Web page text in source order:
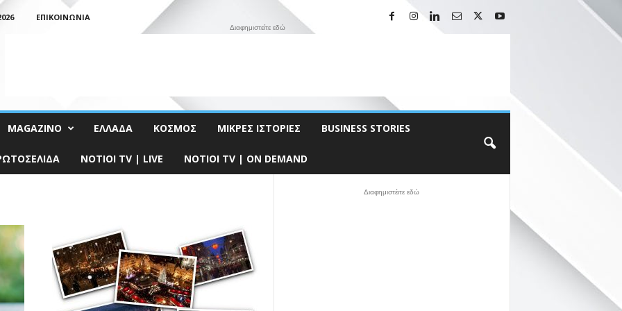
ΕΠΙΚΟΙΝΩΝΊΑ
Διαφημιστείτε εδώ
MAGAZINO ΕΛΛΆΔΑ ΚΌΣΜΟΣ ΜΙΚΡΈΣ ΙΣΤΟΡΊΕΣ BUSINESS STORIES
NOTIOI TV | LIVE NOTIOI TV | ON DEMAND
Διαφημιστέιτε εδώ